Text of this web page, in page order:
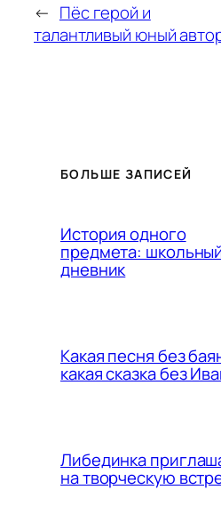
← Пёс герой и
талантливый юный
БОЛЬШЕ ЗАПИСЕЙ
История одного
предмета:
дневник
Какая песня без
какая сказка без
Либединка
на творческую